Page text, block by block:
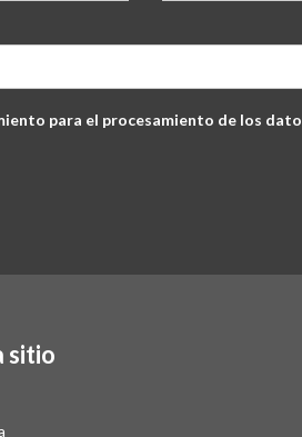
para el procesamiento de los
sitio